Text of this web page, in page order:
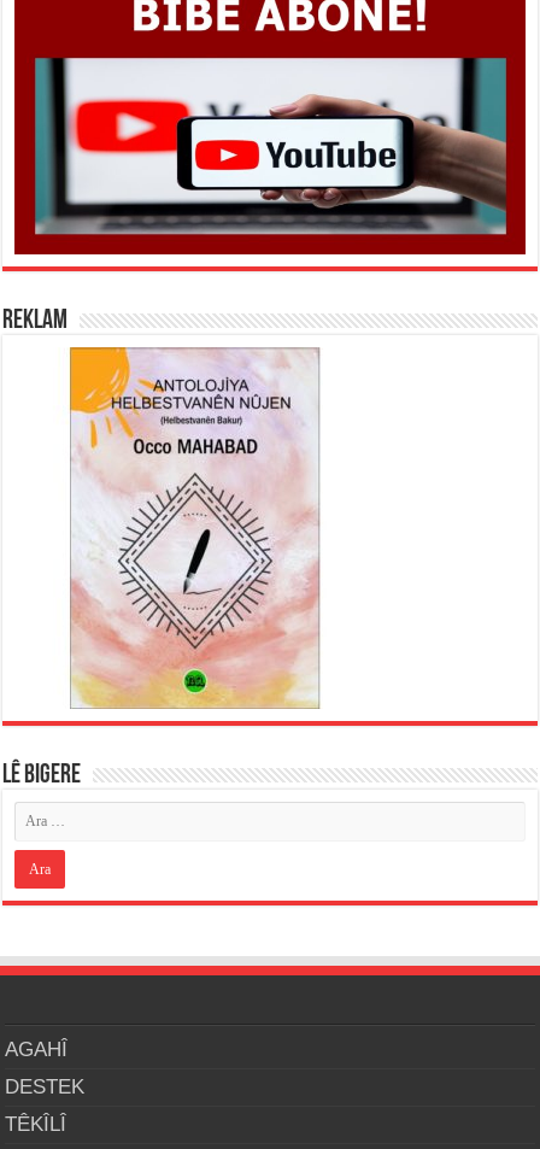
REKLAM
LÊ BIGERE
AGAHÎ
DESTEK
TÊKÎLÎ